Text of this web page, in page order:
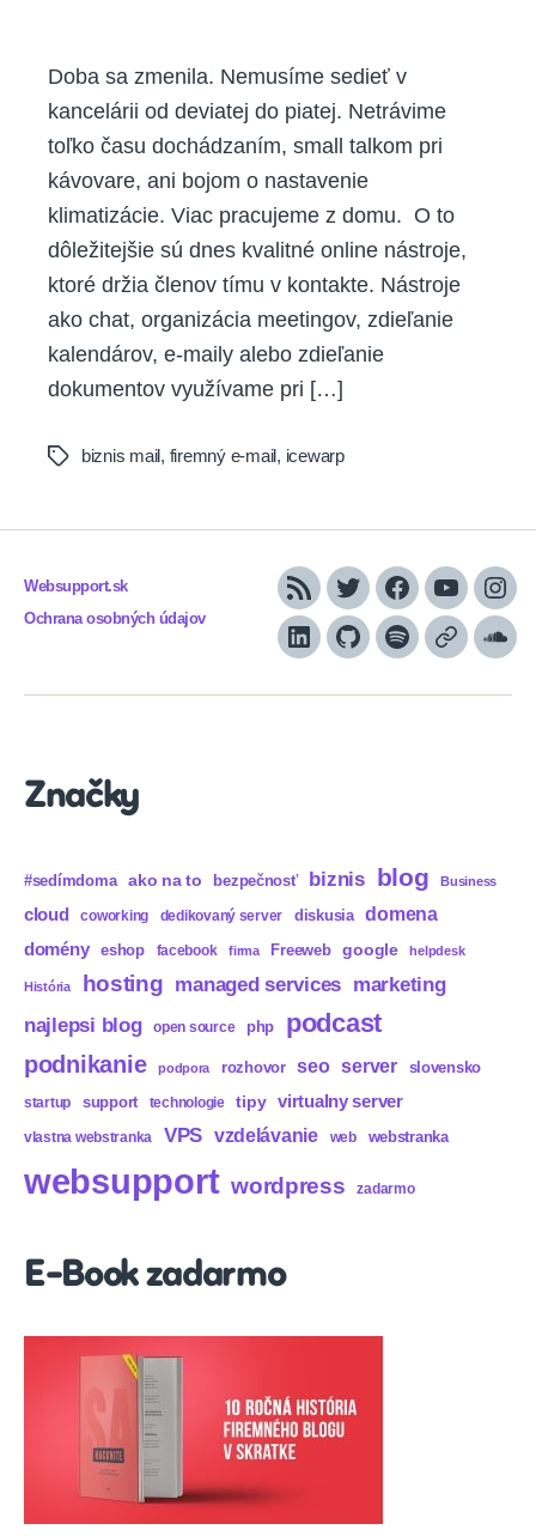
Doba sa zmenila. Nemusíme sedieť v
kancelárii od deviatej do piatej. Netrávime
toľko času dochádzaním, small talkom pri
kávovare, ani bojom o nastavenie
klimatizácie. Viac pracujeme z domu. O to
dôležitejšie sú dnes kvalitné online nástroje,
ktoré držia členov tímu v kontakte. Nástroje
ako chat, organizácia meetingov, zdieľanie
kalendárov, e-maily alebo zdieľanie
dokumentov využívame pri […]
Tags biznis mail, firemný e-mail, icewarp
Websupport.sk
Ochrana osobných údajov
RSS TwitterFacebook
YouTube
LinkedInGitHubSpotifyApple
Značky
#sedímdoma ako na to bezpečnosť biznis blog Business
cloud coworking dedikovaný server diskusia domena
domény eshop facebook firma Freeweb google helpdesk
História hosting managed services marketing
najlepsi blog open source php podcast
podnikanie podpora rozhovor seo server slovensko
startup support technologie tipy virtualny server
vlastna webstranka VPS vzdelávanie web webstranka
websupport wordpress zadarmo
E-Book zadarmo